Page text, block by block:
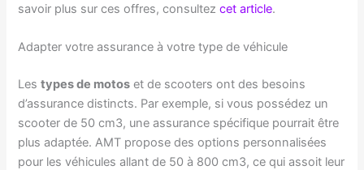
savoir plus sur ces offres, consultezcet article.
Adapter votre assurance à votre type de véhicule
Lestypes de motos et de scooters ont des besoins
d’assurance distincts. Par exemple, si vous possédez un
scooter de 50 cm3, une assurance spécifique pourrait être
plus adaptée. AMT propose des options personnalisées
pour les véhicules allant de 50 à 800 cm3, ce qui assoit leur